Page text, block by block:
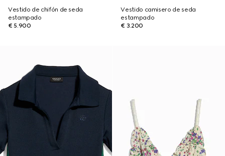
Vestido de chifón de seda
estampado
€ 5.900
Vestido camisero de seda
estampado
€ 3.200